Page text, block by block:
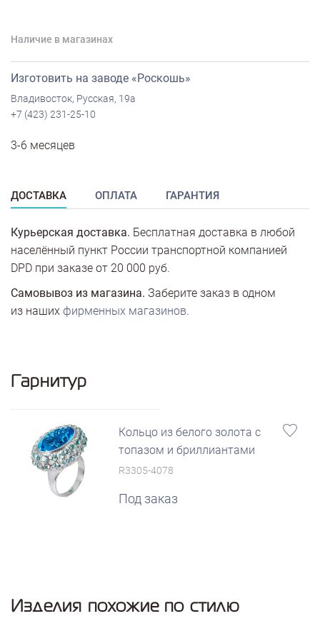
Наличие в магазинах
Изготовить на заводе «Роскошь»
Владивосток, Русская, 19а
+7 (423) 231-25-10
3-6 месяцев
ДОСТАВКА ОПЛАТА ГАРАНТИЯ
Курьерская доставка. Бесплатная доставка в любой
населённый пункт России транспортной компанией
DPD при заказе от 20 000 руб.
Самовывоз из магазина. Заберите заказ в одном
из наших фирменных магазинов.
Гарнитур
Кольцо из белого золота с
топазом и бриллиантами
R3305-4078
Под заказ
Изделия похожие по стилю